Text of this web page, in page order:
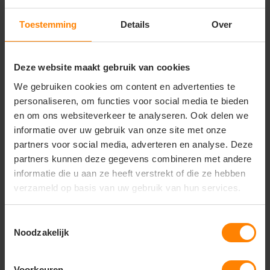
Toestemming Details Over
Deze website maakt gebruik van cookies
We gebruiken cookies om content en advertenties te
personaliseren, om functies voor social media te bieden
en om ons websiteverkeer te analyseren. Ook delen we
informatie over uw gebruik van onze site met onze
partners voor social media, adverteren en analyse. Deze
partners kunnen deze gegevens combineren met andere
informatie die u aan ze heeft verstrekt of die ze hebben
verzameld op basis van uw gebruik van hun services.
Noodzakelijk
Wasvoorschriften
Machinewasbaar volgens label
Strijken volgens label
Unieke eigenschappen
Comfortabele pasvorm
Duurzaam en zacht materiaal
Geschikt voor dagelijks gebruik en werk
Onder voorbehoud van
productveranderingen
Vragen? Neem contact